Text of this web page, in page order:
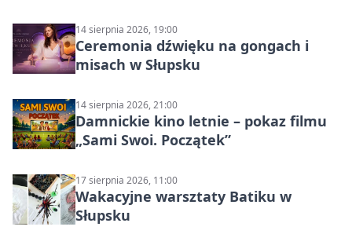
14 sierpnia 2026, 19:00
Ceremonia dźwięku na gongach i
misach w Słupsku
14 sierpnia 2026, 21:00
Damnickie kino letnie – pokaz filmu
„Sami Swoi. Początek”
17 sierpnia 2026, 11:00
Wakacyjne warsztaty Batiku w
Słupsku